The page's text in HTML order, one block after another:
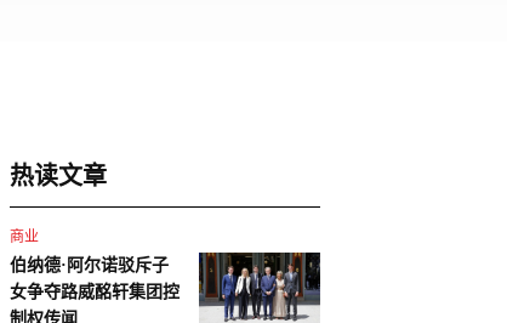
热读文章
商业
伯纳德·阿尔诺驳斥子
女争夺路威酩轩集团控
制权传闻